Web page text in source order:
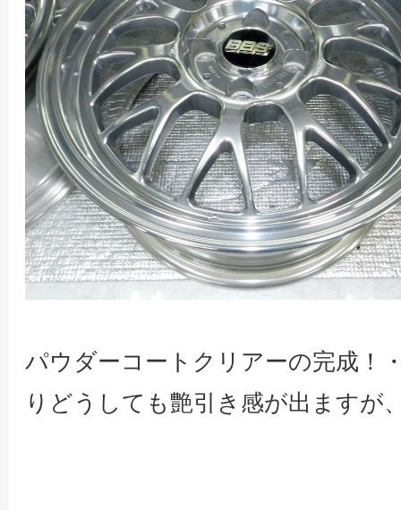
パウダーコートクリアーの完成！
りどうしても艶引き感が出ますが